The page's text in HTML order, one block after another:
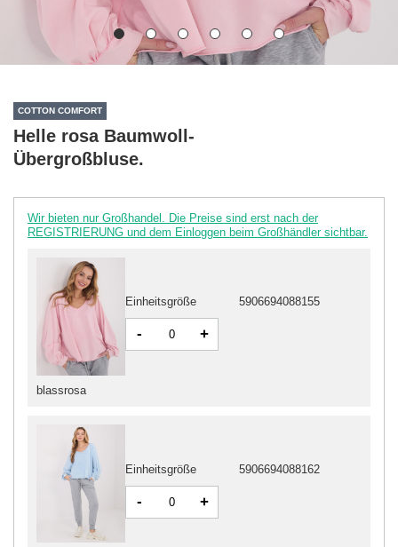
COTTON COMFORT
Helle rosa Baumwoll-
Übergroßbluse.
Wir bieten nur Großhandel. Die Preise sind erst nach der
REGISTRIERUNG und dem Einloggen beim Großhändler sichtbar.
Einheitsgröße 5906694088162
- +
blassrosa
Einheitsgröße 5906694088155
- +